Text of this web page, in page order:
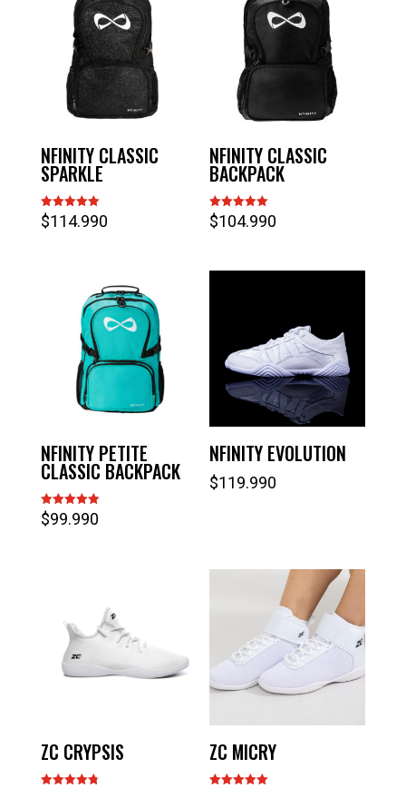
NFINITY CLASSIC
SPARKLE
Valorado
con
$114.990
NFINITY CLASSIC
BACKPACK
Valorado
con
$104.990
NFINITY PETITE
CLASSIC BACKPACK
Valorado
con
$99.990
NFINITY EVOLUTION
$119.990
ZC CRYPSIS ZC MICRY